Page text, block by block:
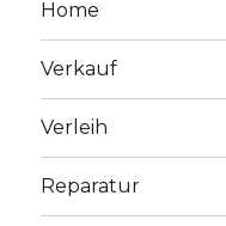
Home
Verkauf
Verleih
Reparatur